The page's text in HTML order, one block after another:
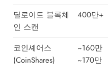
딜로이트 블록체
인 스캔
400만+
코인셰어스
(CoinShares)
~160만
~170만